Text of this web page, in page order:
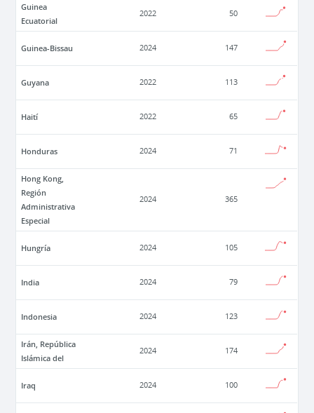
Guinea
Ecuatorial
2022 50
Guinea-Bissau 2024 147
Guyana 2022 113
Haití 2022 65
Honduras 2024 71
Hong Kong,
Región
Administrativa
Especial
2024 365
Hungría 2024 105
India 2024 79
Indonesia 2024 123
Irán, República
Islámica del
2024 174
Iraq 2024 100